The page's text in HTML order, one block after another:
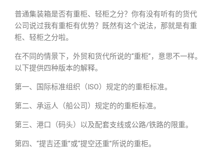
普通集装箱是否有重柜、轻柜之分？你有没有听有的货代
公司说过我有重柜有优势？既然有这个说法，那就是有重
柜、轻柜之分啦。
在不同的情景下，外贸和货代所说的“重柜”，意思不一样。
以下提供四种版本的解释。
第一、国际标准组织（ISO）规定的的重柜标准。
第二、承运人（船公司）规定的的重柜标准。
第三、港口（码头）以及配套支线或公路/铁路的限重。
第四、“提吉还重”或“提空还重”所说的重柜。